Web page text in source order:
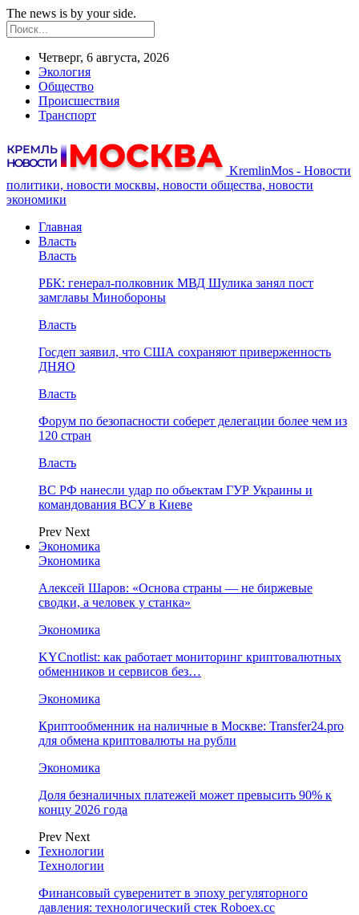
The news is by your side.
Четверг, 6 августа, 2026
Экология
Общество
Происшествия
Транспорт
KremlinMos - Новости
политики, новости москвы, новости общества, новости
экономики
Главная
Власть
Власть
РБК: генерал-полковник МВД Шулика занял пост
замглавы Минобороны
Власть
Госдеп заявил, что США сохраняют приверженность
ДНЯО
Власть
Форум по безопасности соберет делегации более чем из
120 стран
Власть
ВС РФ нанесли удар по объектам ГУР Украины и
командования ВСУ в Киеве
Prev Next
Экономика
Экономика
Алексей Шаров: «Основа страны — не биржевые
сводки, а человек у станка»
Экономика
KYCnotlist: как работает мониторинг криптовалютных
обменников и сервисов без…
Экономика
Криптообменник на наличные в Москве: Transfer24.pro
для обмена криптовалюты на рубли
Экономика
Доля безналичных платежей может превысить 90% к
концу 2026 года
Prev Next
Технологии
Технологии
Финансовый суверенитет в эпоху регуляторного
давления: технологический стек Roboex.cc